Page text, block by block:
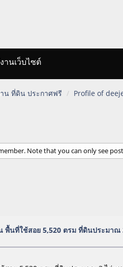
านเว็บไซต์
น ที่ดิน ประกาศฟรี Profile of
Note that you can only see
พื้นที่ใช้สอย 5,520 ตรม ที่ดินประมาณ